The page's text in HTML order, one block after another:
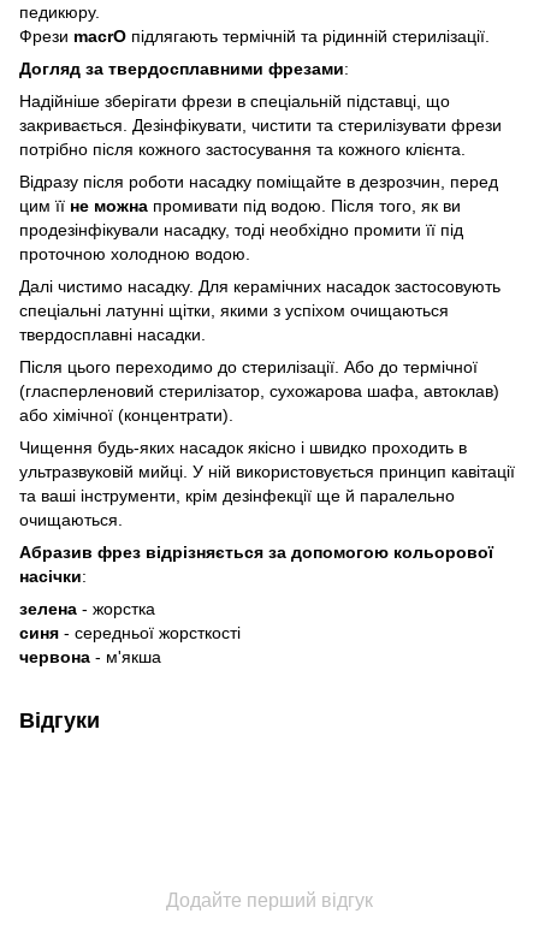
педикюру.
Фрези macrO підлягають термічній та рідинній стерилізації.
Догляд за твердосплавними фрезами:
Надійніше зберігати фрези в спеціальній підставці, що
закривається. Дезінфікувати, чистити та стерилізувати фрези
потрібно після кожного застосування та кожного клієнта.
Відразу після роботи насадку поміщайте в дезрозчин, перед
цим її не можна промивати під водою. Після того, як ви
продезінфікували насадку, тоді необхідно промити її під
проточною холодною водою.
Далі чистимо насадку. Для керамічних насадок застосовують
спеціальні латунні щітки, якими з успіхом очищаються
твердосплавні насадки.
Після цього переходимо до стерилізації. Або до термічної
(гласперленовий стерилізатор, сухожарова шафа, автоклав)
або хімічної (концентрати).
Чищення будь-яких насадок якісно і швидко проходить в
ультразвуковій мийці. У ній використовується принцип кавітації
та ваші інструменти, крім дезінфекції ще й паралельно
очищаються.
Абразив фрез відрізняється за допомогою кольорової
насічки:
зелена - жорстка
синя - середньої жорсткості
червона - м'якша
Відгуки
Додайте перший відгук